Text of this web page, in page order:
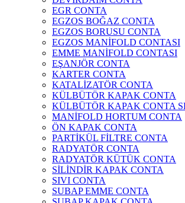
EGR CONTA
EGZOS BOĞAZ CONTA
EGZOS BORUSU CONTA
EGZOS MANİFOLD CONTASI
EMME MANİFOLD CONTASI
EŞANJÖR CONTA
KARTER CONTA
KATALİZATÖR CONTA
KÜLBÜTÖR KAPAK CONTA
KÜLBÜTÖR KAPAK CONTA
MANİFOLD HORTUM CONTA
ÖN KAPAK CONTA
PARTİKÜL FİLTRE CONTA
RADYATÖR CONTA
RADYATÖR KÜTÜK CONTA
SİLİNDİR KAPAK CONTA
SIVI CONTA
SUBAP EMME CONTA